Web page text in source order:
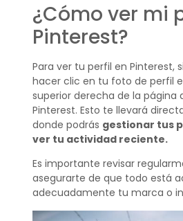
¿Cómo ver mi
Pinterest?
Para ver tu perfil en Pinterest,
hacer clic en tu foto de perfil
superior derecha de la página
Pinterest. Esto te llevará
donde podrás gestionar tus
ver tu actividad reciente.
Es importante revisar
asegurarte de que todo está
adecuadamente tu marca o